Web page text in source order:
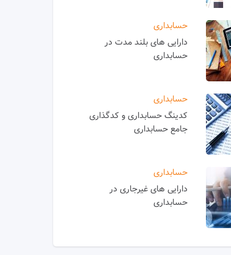
حسابداری
دارایی های بلند مدت در
حسابداری
حسابداری
کدینگ حسابداری و کدگذاری
جامع حسابداری
حسابداری
دارایی های غیرجاری در
حسابداری